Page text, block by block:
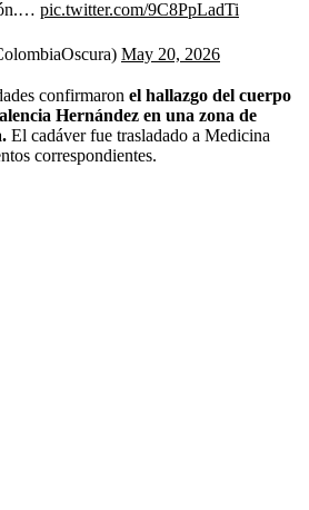
pic.twitter.com/9C8PpLadTi
May 20, 2026
confirmaron el hallazgo del cuerpo
Hernández en una zona de
El cadáver fue trasladado a Medicina
correspondientes.